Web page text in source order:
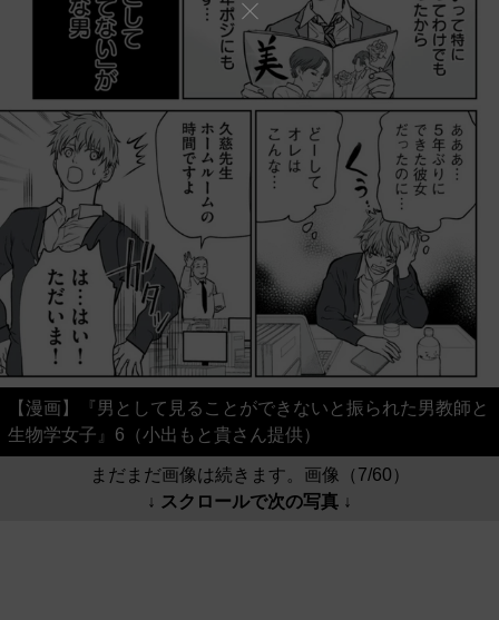
【漫画】『男として見ることができないと振られた男教師と
生物学女子』6（小出もと貴さん提供）
まだまだ画像は続きます。画像（7/60）
↓ スクロールで次の写真 ↓